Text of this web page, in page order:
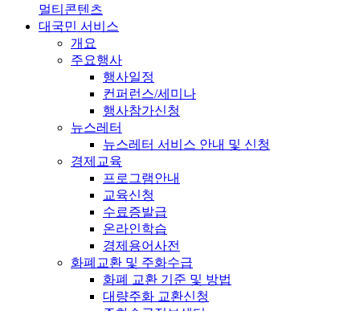
멀티콘텐츠
대국민 서비스
개요
주요행사
행사일정
컨퍼런스/세미나
행사참가신청
뉴스레터
뉴스레터 서비스 안내 및 신청
경제교육
프로그램안내
교육신청
수료증발급
온라인학습
경제용어사전
화폐교환 및 주화수급
화폐 교환 기준 및 방법
대량주화 교환신청